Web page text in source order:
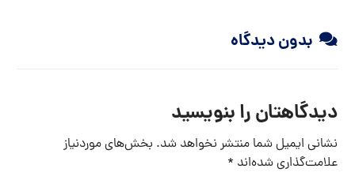
بدون دیدگاه
دیدگاهتان را بنویسید
نشانی ایمیل شما منتشر نخواهد شد. بخش‌های موردنیاز
علامت‌گذاری شده‌اند *